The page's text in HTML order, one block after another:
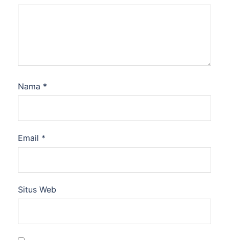
Nama *
Email *
Situs Web